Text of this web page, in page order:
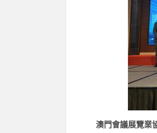
澳門會議展覽業